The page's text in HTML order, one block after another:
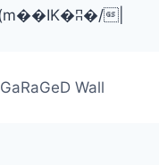
GaRaGeD Wall